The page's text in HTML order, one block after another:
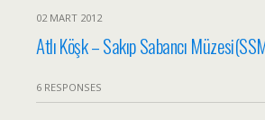
02 MART 2012
Atlı Köşk – Sakıp Sabancı
6 RESPONSES